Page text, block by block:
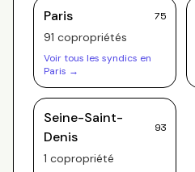
Paris 75
91 copropriétés
Voir tous les syndics en
Paris →
Seine-Saint-
Denis
93
1 copropriété